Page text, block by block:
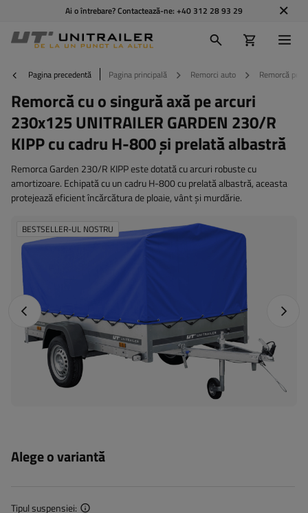
Ai o întrebare? Contactează-ne: +40 312 28 93 29
Pagina precedentă Pagina principală Remorci auto Remorcă pe
Remorcă cu o singură axă pe arcuri
230x125 UNITRAILER GARDEN 230/R
KIPP cu cadru H-800 și prelată albastră
Remorca Garden 230/R KIPP este dotată cu arcuri robuste cu
amortizoare. Echipată cu un cadru H-800 cu prelată albastră, aceasta
protejează eficient încărcătura de ploaie, vânt și murdărie.
Fotografia anterioară
BESTSELLER-UL NOSTRU
Alege o variantă
Tipul suspensiei